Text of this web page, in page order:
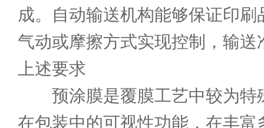
成。自动输送机构能够保证印
气动或摩擦方式实现控制，输
上述要求
预涂膜是覆膜工艺中较为特
在包装中的可视性功能，在丰